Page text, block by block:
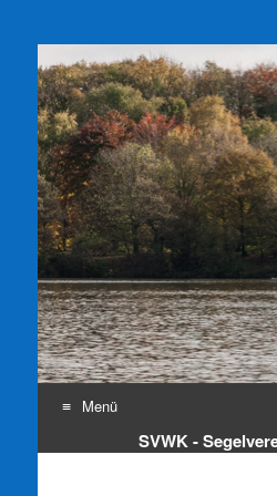
SVWK e.V.
Segelverein Witten-Kemnade
Menü
Zum
SVWK -